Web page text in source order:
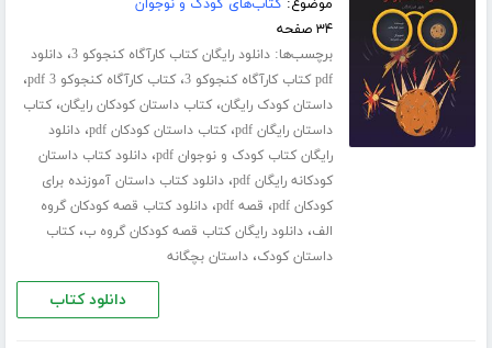
موضوع:کتاب‌های کودک و نوجوان
۳۴ صفحه
برچسب‌ها:دانلود رایگان کتاب کارآگاه کنجوکو 3 ،دانلود
pdf کتاب کارآگاه کنجوکو 3
،کتاب کارآگاه کنجوکو 3 pdf ،
داستان کودک رایگان،کتاب داستان کودکان رایگان،کتاب
داستان رایگان pdf
،کتاب داستان کودکان pdf ،دانلود
رایگان کتاب کودک و نوجوان pdf
،دانلود کتاب داستان
کودکانه رایگان pdf
،دانلود کتاب داستان آموزنده برای
کودکان pdf
، قصه pdf ،دانلود کتاب قصه کودکان گروه
الف،دانلود رایگان کتاب قصه کودکان گروه ب،کتاب
داستان کودک،داستان بچگانه
دانلود کتاب